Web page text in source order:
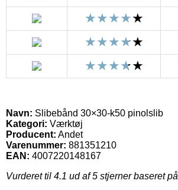
Navn: Slibebånd 30×30-k50 pinolslib
Kategori: Værktøj
Producent: Andet
Varenummer: 881351210
EAN: 4007220148167
Vurderet til 4.1 ud af 5 stjerner baseret på